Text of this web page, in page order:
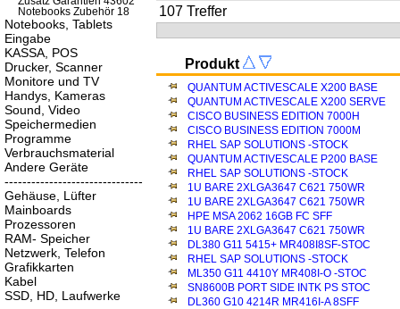
107 Treffer
Produkt
QUANTUM ACTIVESCALE X200 BASE
QUANTUM ACTIVESCALE X200 SERVE
CISCO BUSINESS EDITION 7000H
CISCO BUSINESS EDITION 7000M
RHEL SAP SOLUTIONS -STOCK
QUANTUM ACTIVESCALE P200 BASE
RHEL SAP SOLUTIONS -STOCK
1U BARE 2XLGA3647 C621 750WR
1U BARE 2XLGA3647 C621 750WR
HPE MSA 2062 16GB FC SFF
1U BARE 2XLGA3647 C621 750WR
DL380 G11 5415+ MR408I8SF-STOC
RHEL SAP SOLUTIONS -STOCK
ML350 G11 4410Y MR408I-O -STOC
SN8600B PORT SIDE INTK PS STOC
DL360 G10 4214R MR416I-A 8SFF
Notebooks Zubehör 18
Notebooks, Tablets
Eingabe
KASSA, POS
Drucker, Scanner
Monitore und TV
Handys, Kameras
Sound, Video
Speichermedien
Programme
Verbrauchsmaterial
Andere Geräte
-------------------------------
Gehäuse, Lüfter
Mainboards
Prozessoren
RAM- Speicher
Netzwerk, Telefon
Grafikkarten
Kabel
SSD, HD, Laufwerke